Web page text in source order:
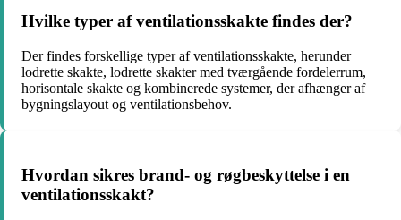
Hvilke typer af ventilationsskakte findes der?
Der findes forskellige typer af ventilationsskakte, herunder
lodrette skakte, lodrette skakter med tværgående fordelerrum,
horisontale skakte og kombinerede systemer, der afhænger af
bygningslayout og ventilationsbehov.
Hvordan sikres brand- og røgbeskyttelse i en
ventilationsskakt?